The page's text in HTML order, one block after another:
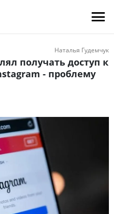
Наталья Гудемчук
получать доступ к
- проблему